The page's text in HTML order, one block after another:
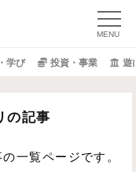
学び 投資・事業 遊
の記事
一覧ページです。